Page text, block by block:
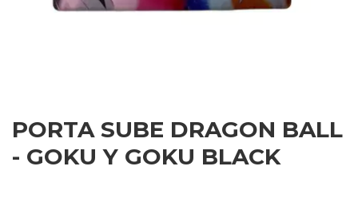
PORTA SUBE DRAGON BALL
- GOKU Y GOKU BLACK